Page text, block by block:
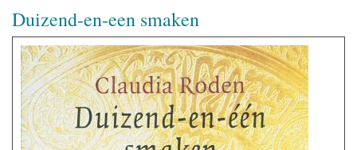
Duizend-en-een smaken